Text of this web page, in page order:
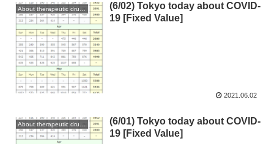
About therapeutic drugs and vaccines
(6/02) Tokyo today about COVID-
19 [Fixed Value]
2021.06.02
About therapeutic drugs and vaccines
(6/01) Tokyo today about COVID-
19 [Fixed Value]